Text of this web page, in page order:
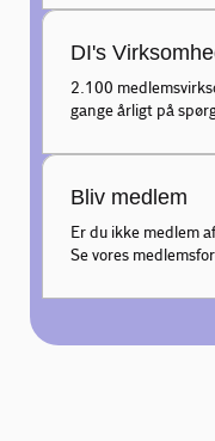
DI's
2.100
gange årligt på
Bliv medlem
Er du ikke medlem
Se vores